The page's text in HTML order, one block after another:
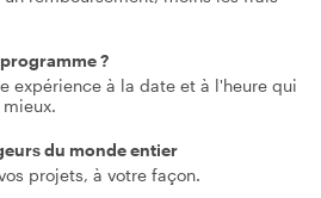
?
expérience à la date et à l'heure qui
du monde entier
projets, à votre façon.